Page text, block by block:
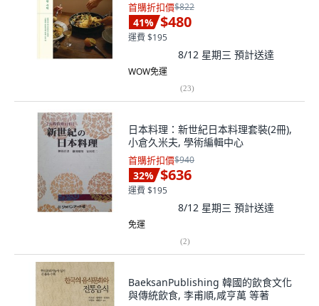
首購折扣價$822
41% $480
運費 $195
8/12 星期三 預計送達
WOW免運
(23)
日本料理：新世紀日本料理套裝(2冊),
小倉久米夫, 學術編輯中心
首購折扣價$940
32% $636
運費 $195
8/12 星期三 預計送達
免運
(2)
BaeksanPublishing 韓國的飲食文化
與傳統飲食, 李甫順,咸亨萬 等著